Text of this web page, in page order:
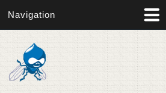
Navigation